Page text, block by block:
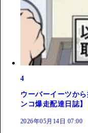
4
ウーバーイーツか
ンコ爆走配達日誌】
2026年05月14日 07:00